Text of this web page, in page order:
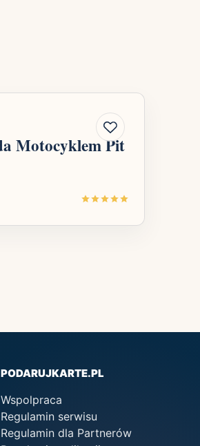
Motocyklem Pit
PODARUJKARTE.PL
Wspolpraca
Regulamin serwisu
Regulamin dla Partnerów